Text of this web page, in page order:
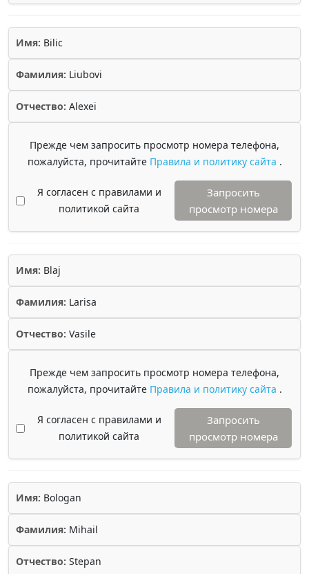
Имя: Bilic
Фамилия: Liubovi
Отчество: Alexei
Прежде чем запросить просмотр номера телефона,
пожалуйста, прочитайте Правила и политику сайта .
Я согласен с правилами и
политикой сайта
Запросить
просмотр номера
Имя: Blaj
Фамилия: Larisa
Отчество: Vasile
Прежде чем запросить просмотр номера телефона,
пожалуйста, прочитайте Правила и политику сайта .
Я согласен с правилами и
политикой сайта
Запросить
просмотр номера
Имя: Bologan
Фамилия: Mihail
Отчество: Stepan